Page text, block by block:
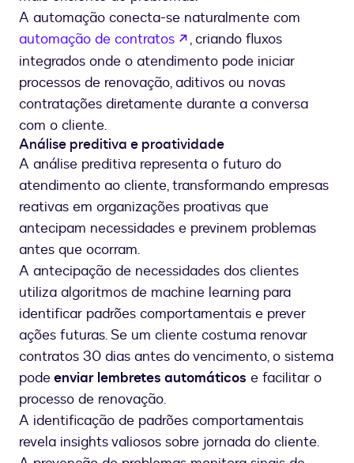
A automação conecta-se naturalmente com
automação de contratos
se abre en una nueva
, criando fluxos
integrados onde o atendimento pode iniciar
processos de renovação, aditivos ou novas
contratações diretamente durante a conversa
com o cliente.
Análise preditiva e proatividade
A análise preditiva representa o futuro do
atendimento ao cliente, transformando empresas
reativas em organizações proativas que
antecipam necessidades e previnem problemas
antes que ocorram.
A antecipação de necessidades dos clientes
utiliza algoritmos de machine learning para
identificar padrões comportamentais e prever
ações futuras. Se um cliente costuma renovar
contratos 30 dias antes do vencimento, o sistema
podeenviar lembretes automáticos e facilitar o
processo de renovação.
A identificação de padrões comportamentais
revela insights valiosos sobre jornada do cliente.